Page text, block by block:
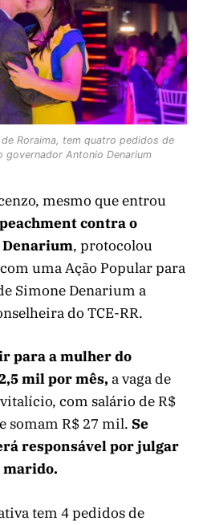
Roraima, tem quatro pedidos de
governador Antonio Denarium
mesmo que entrou
contra o
, protocolou
uma Ação Popular para
Simone Denarium a
do TCE-RR.
para a mulher do
mil por mês, a vaga de
com salário de R$
somam R$ 27 mil. Se
responsável por julgar
marido.
tem 4 pedidos de